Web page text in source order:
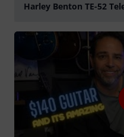
Harley Benton TE-52